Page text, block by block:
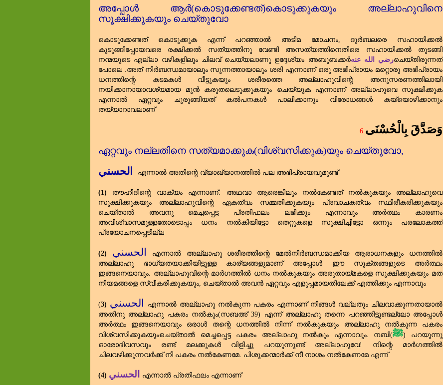
അപ്പോൾ ആർ(കൊടുക്കേണ്ടത്‌)കൊടുക്കുകയും അല്ലാഹുവിനെ
സൂക്ഷിക്കുകയും ചെയ്തുവോ
കൊടുക്കേണ്ടത്‌ കൊടുക്കുക എന്ന് പറഞ്ഞാൽ അടിമ മോചനം, ദുർബലരെ സഹായിക്കൽ
കുടുങ്ങിപ്പോയവരെ രക്ഷിക്കൽ സത്യത്തിനു വേണ്ടി അസത്യത്തിനെതിരെ സഹായിക്കൽ തുടങ്ങി
നന്മയുടെ എല്ലാ വഴികളിലും ചിലവ്‌ ചെയ്യലാണു ഉദ്ദേശ്യം അബൂബക്കർرضي الله عنهചെയ്തിരുന്നത്‌
പോലെ .അത്‌ നിർബന്ധമായാലും സുന്നത്തായാലും ശരി എന്നാണ്‌ ഒരു അഭിപ്രായം മറ്റൊരു അഭിപ്രായം
ധനത്തിന്റെ കടമകൾ വീട്ടുകയും ശരീരത്തെ അല്ലാഹുവിന്റെ അനുസരണത്തിലായി
നയിക്കാനായാവശ്യമായ മുൻ കരുതലെടുക്കുകയും ചെയ്യുക എന്നാണ്‌ അല്ലാഹുവെ സൂക്ഷിക്കുക
എന്നാൽ ഏറ്റവും ചുരുങ്ങിയത്‌ കൽപനകൾ പാലിക്കാനും വിരോധങ്ങൾ കയ്യൊഴിക്കാനും
തയ്യാറാവലാണ്‌
6. وَصَدَّقَ بِالْحُسْنَى
ഏറ്റവും നല്ലതിനെ സത്യമാക്കുക(വിശ്വസിക്കുക)യും ചെയ്തുവോ,
الحسني എന്നാൽ അതിന്റെ വ്യാഖ്യാനത്തിൽ പല അഭിപ്രായവുമുണ്ട്‌
(1)
തൗഹീദിന്റെ വാക്യം എന്നാണ്‌. അഥവാ ആരെങ്കിലും നൽകേണ്ടത്‌ നൽകുകയും അല്ലാഹുവെ
സൂക്ഷിക്കുകയും അല്ലാഹുവിന്റെ ഏകത്വം സമ്മതിക്കുകയും പ്രവാചകത്വം സ്ഥിരീകരിക്കുകയും
ചെയ്താൽ അവനു മെച്ചപ്പെട്ട പ്രതിഫലം ലഭിക്കും എന്നാവും അർത്ഥം കാരണം
അവിശ്വാസമുള്ളതോടൊപ്പം ധനം നൽകിയിട്ടോ തെറ്റുകളെ സൂക്ഷിച്ചിട്ടോ ഒന്നും പരലോകത്ത്‌
പ്രയോചനപ്പെടില്ല
(2) الحسني
എന്നാൽ അല്ലാഹു ശരീരത്തിന്റെ മേൽനിർബന്ധമാക്കിയ ആരാധനകളും ധനത്തിൽ
അല്ലാഹു ഭാധ്യതയാക്കിയിട്ടുള്ള കാര്യങ്ങളുമാണ്‌ അപ്പോൾ ഈ സൂക്തങ്ങളുടെ അർത്ഥം
ഇങ്ങനെയാവും. അല്ലാഹുവിന്റെ മാർഗത്തിൽ ധനം നൽകുകയും അരുതായ്മകളെ സൂക്ഷിക്കുകയും മത
നിയമങ്ങളെ സ്വീകരിക്കുകയും ചെയ്താൽ അവൻ ഏറ്റവും എളുപ്പമായതിലേക്ക്‌ എത്തിക്കും എന്നാവും
(3) الحسني
എന്നാൽ അല്ലാഹു നൽകുന്ന പകരം എന്നാണ്‌ നിങ്ങൾ വല്ലതും ചിലവാക്കുന്നതായാൽ
അതിനു അല്ലാഹു പകരം നൽകും(സബഅ്39) എന്ന് അല്ലാഹു തന്നെ പറഞ്ഞിട്ടുണ്ടല്ലോ അപ്പോൾ
അർത്ഥം ഇങ്ങനെയാവും ഒരാൾ തന്റെ ധനത്തിൽ നിന്ന് നൽകുകയും അല്ലാഹു നൽകുന്ന പകരം
വിശ്വസിക്കുകയുംചെയ്താൽ മെച്ചപ്പെട്ട പകരം അല്ലാഹു നൽകും എന്നാവും. നബി(ﷺ) പറയുന്നു
ഓരോദിവസവും രണ്ട്‌ മലക്കുകൾ വിളിച്ചു പറയുന്നുണ്ട്‌ അല്ലാഹുവേ! നിന്റെ മാർഗത്തിൽ
ചിലവഴിക്കുന്നവർക്ക്‌ നീ പകരം നൽകേണമേ. പിശുക്കന്മാർക്ക്‌ നീ നാശം നൽകേണമേ എന്ന്
(4) الحسني എന്നാൽ പ്രതിഫലം എന്നാണ്‌